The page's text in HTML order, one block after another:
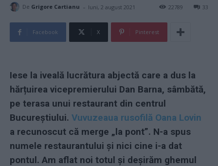
De Grigore Cartianu - luni, 2 august 2021 33
22789
Facebook X Pinterest
Iese la iveală lucrătura abjectă care a dus la
hărțuirea vicepremierului Dan Barna, sâmbătă,
pe terasa unui restaurant din centrul
Bucureștiului. Vuvuzeaua rusofilă Oana Lovin
a recunoscut că merge „la pont”. N-a spus
numele restaurantului și nici cine i-a dat
pontul. Am aflat noi totul și deșirăm ghemul